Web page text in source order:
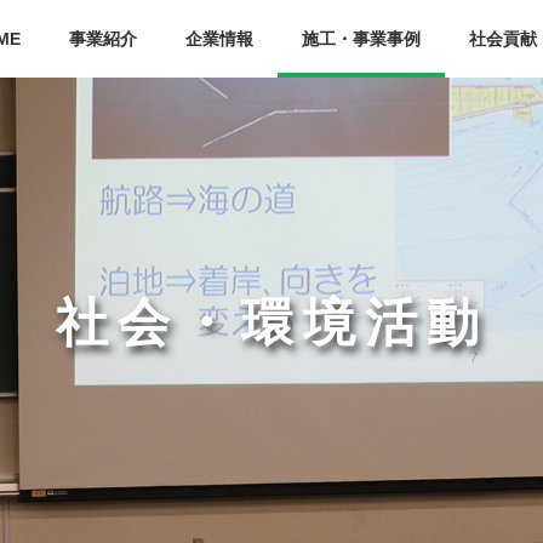
事業紹介 企業情報 施工・事業事例 社会貢献
社会・環境活動